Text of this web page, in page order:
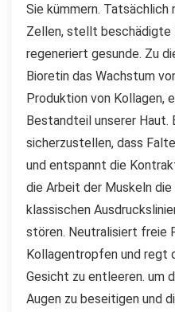
Sie kümmern.
Zellen, stellt beschädigte
regeneriert gesunde. Zu
Bioretin das Wachstum
Produktion von Kollagen,
Bestandteil unserer Haut.
sicherzustellen, dass
und entspannt die
die Arbeit der Muskeln
klassischen
stören. Neutralisiert freie
Kollagentropfen und regt
Gesicht zu entleeren. um
Augen zu beseitigen und